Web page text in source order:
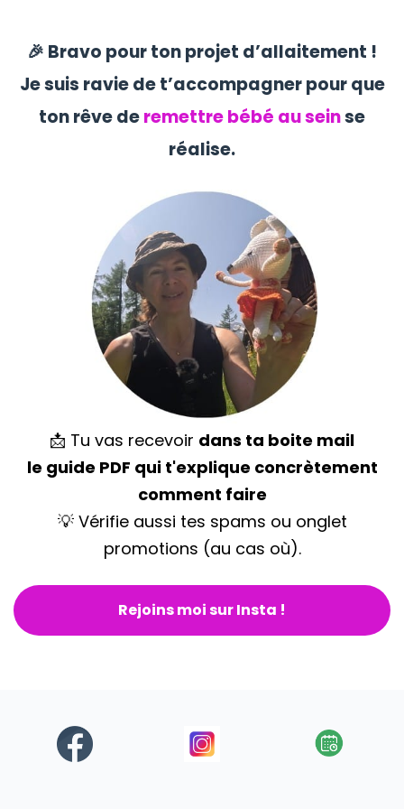
🎉 Bravo pour ton projet d’allaitement !
Je suis ravie de t’accompagner pour que
ton rêve deremettre bébé au seinse
réalise.
📩 Tu vas recevoir dans ta boite mail
le guide PDF qui t'explique concrètement
comment faire
💡 Vérifie aussi tes spams ou onglet
promotions (au cas où).
Rejoins moi sur Insta !